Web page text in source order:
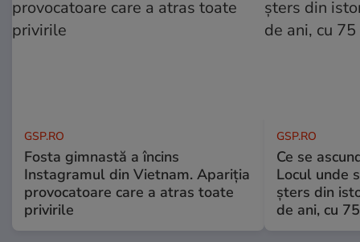
GSP.RO
Fosta gimnastă a încins
Instagramul din Vietnam. Apariția
provocatoare care a atras toate
privirile
GSP.RO
Ce se
Locul unde
șters din
de ani, cu